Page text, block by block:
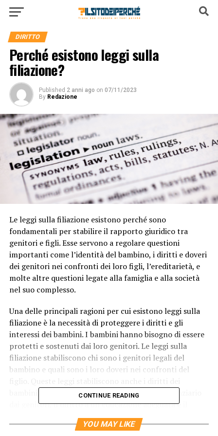
DIRITTO
Perché esistono leggi sulla
filiazione?
Published 2 anni ago on 07/11/2023
By Redazione
Le leggi sulla filiazione esistono perché sono
fondamentali per stabilire il rapporto giuridico tra
genitori e figli. Esse servono a regolare questioni
importanti come l’identità del bambino, i diritti e doveri
dei genitori nei confronti dei loro figli, l’ereditarietà, e
molte altre questioni legate alla famiglia e alla società
nel suo complesso.
Una delle principali ragioni per cui esistono leggi sulla
filiazione è la necessità di proteggere i diritti e gli
interessi dei bambini. I bambini hanno bisogno di essere
protetti e sostenuti dai loro genitori. Le leggi sulla
filiazione stabiliscono chi sono i genitori legali del
bambino e quali sono i loro doveri nei confronti del
bambini, come il diritto a ricevere sostegno finanziario
dai genitori, il diritto a un’educazione adeguata e il
diritto a un ambiente sicuro e amorevole.
CONTINUE READING
YOU MAY LIKE